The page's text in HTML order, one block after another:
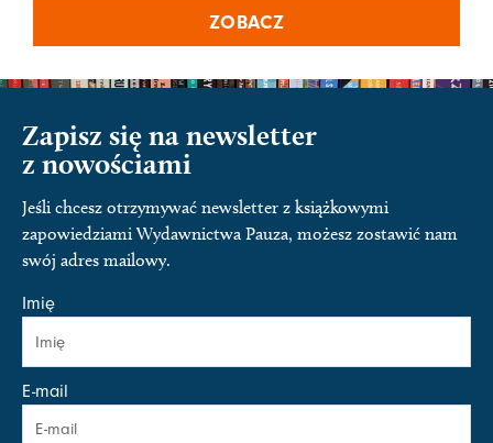
ZOBACZ
Zapisz się na newsletter
z nowościami
Jeśli chcesz otrzymywać newsletter z książkowymi
zapowiedziami Wydawnictwa Pauza, możesz zostawić nam
swój adres mailowy.
Imię
E-mail